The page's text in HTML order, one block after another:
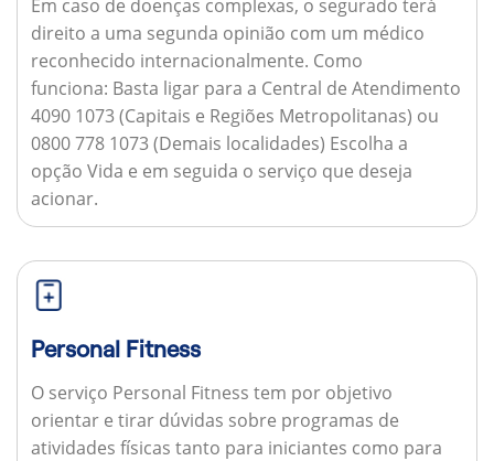
Em caso de doenças complexas, o segurado terá
direito a uma segunda opinião com um médico
reconhecido internacionalmente. Como
funciona: Basta ligar para a Central de Atendimento
4090 1073 (Capitais e Regiões Metropolitanas) ou
0800 778 1073 (Demais localidades) Escolha a
opção Vida e em seguida o serviço que deseja
acionar.
Personal Fitness
O serviço Personal Fitness tem por objetivo
orientar e tirar dúvidas sobre programas de
atividades físicas tanto para iniciantes como para